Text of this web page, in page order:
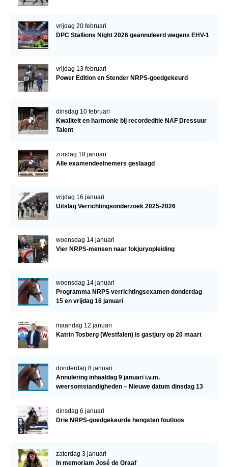
vrijdag 20 februari
DPC Stallions Night 2026 geannuleerd wegens EHV-1
vrijdag 13 februari
Power Edition en Stender NRPS-goedgekeurd
dinsdag 10 februari
Kwaliteit en harmonie bij recordeditie NAF Dressuur
Talent
zondag 18 januari
Alle examendeelnemers geslaagd
vrijdag 16 januari
Uitslag Verrichtingsonderzoek 2025-2026
woensdag 14 januari
Vier NRPS-mensen naar fokjuryopleiding
woensdag 14 januari
Programma NRPS verrichtingsexamen donderdag
15 en vrijdag 16 januari
maandag 12 januari
Katrin Tosberg (Westfalen) is gastjury op 20 maart
donderdag 8 januari
Annulering inhaaldag 9 januari i.v.m.
weersomstandigheden – Nieuwe datum dinsdag 13
dinsdag 6 januari
Drie NRPS-goedgekeurde hengsten foutloos
zaterdag 3 januari
In memoriam José de Graaf